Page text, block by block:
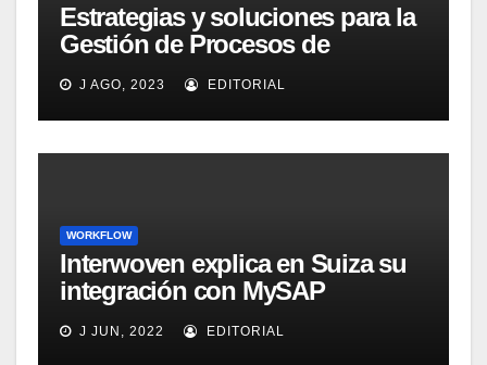
Estrategias y soluciones para la
Gestión de Procesos de
Negocio (BPM)
J AGO, 2023 EDITORIAL
WORKFLOW
Interwoven explica en Suiza su
integración con MySAP
Enterprise Portal
J JUN, 2022 EDITORIAL